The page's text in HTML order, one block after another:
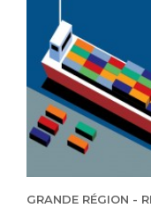
GRANDE RÉGION -